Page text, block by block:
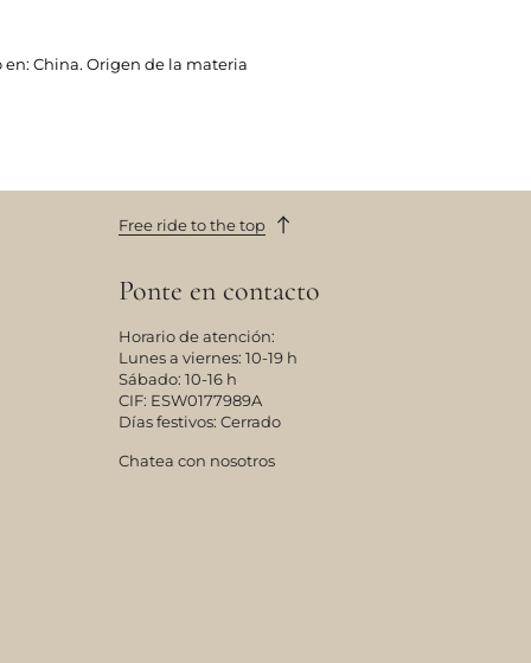
China. Origen de la materia
Free ride to the top
Ponte en contacto
Horario de atención:
Lunes a viernes: 10-19 h
Sábado: 10-16 h
CIF: ESW0177989A
Días festivos: Cerrado
Chatea con nosotros